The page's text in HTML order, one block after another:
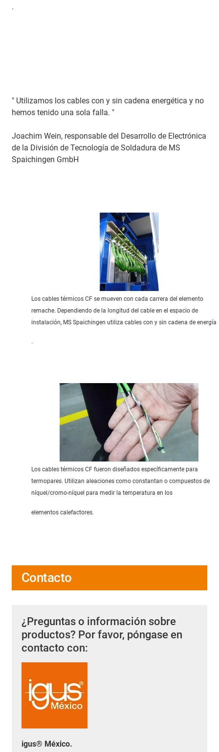
.
" Utilizamos los cables con y sin cadena energética y no
hemos tenido una sola falla. "
Joachim Wein, responsable del Desarrollo de Electrónica
de la División de Tecnología de Soldadura de MS
Spaichingen GmbH
Los cables térmicos CF se mueven con cada carrera del elemento
remache. Dependiendo de la longitud del cable en el espacio de
instalación, MS Spaichingen utiliza cables con y sin cadena de energía
.
Los cables térmicos CF fueron diseñados específicamente para
termopares. Utilizan aleaciones como constantan o compuestos de
níquel/cromo-níquel para medir la temperatura en los
elementos calefactores.
Contacto
¿Preguntas o información sobre
productos? Por favor, póngase en
contacto con:
igus® México.